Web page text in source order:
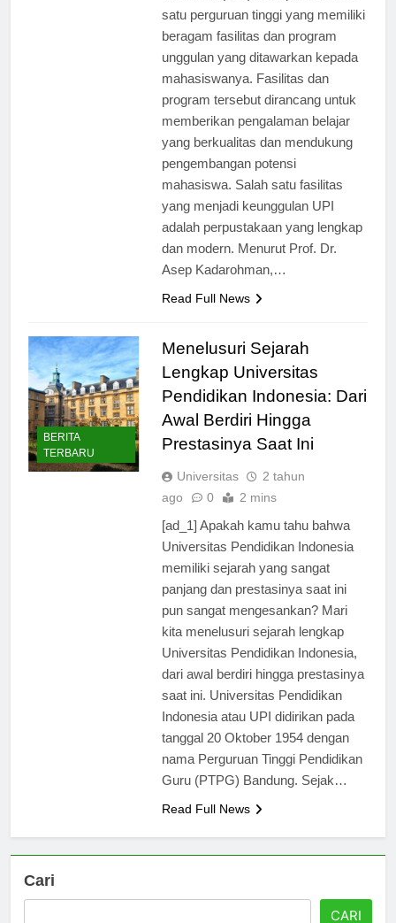
Indonesia (UPI) merupakan salah
satu perguruan tinggi yang memiliki
beragam fasilitas dan program
unggulan yang ditawarkan kepada
mahasiswanya. Fasilitas dan
program tersebut dirancang untuk
memberikan pengalaman belajar
yang berkualitas dan mendukung
pengembangan potensi
mahasiswa. Salah satu fasilitas
yang menjadi keunggulan UPI
adalah perpustakaan yang lengkap
dan modern. Menurut Prof. Dr.
BERITA
TERBARU
Menelusuri Sejarah
Lengkap Universitas
Pendidikan Indonesia: Dari
Awal Berdiri Hingga
Prestasinya Saat Ini
Universitas
2 tahun
[ad_1] Apakah kamu tahu bahwa
Universitas Pendidikan Indonesia
memiliki sejarah yang sangat
panjang dan prestasinya saat ini
pun sangat mengesankan? Mari
kita menelusuri sejarah lengkap
Universitas Pendidikan Indonesia,
dari awal berdiri hingga prestasinya
saat ini. Universitas Pendidikan
Indonesia atau UPI didirikan pada
tanggal 20 Oktober 1954 dengan
nama Perguruan Tinggi Pendidikan
Cari